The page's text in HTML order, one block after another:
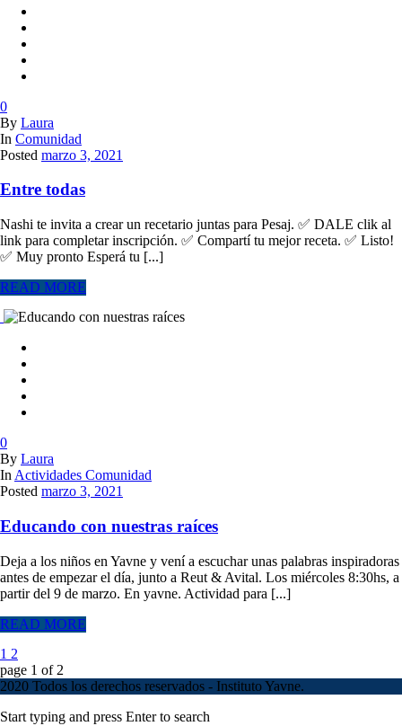
0
By Laura
In Comunidad
Posted marzo 3, 2021
Entre todas
Nashi te invita a crear un recetario juntas para Pesaj. ✅ DALE clik al
link para completar inscripción. ✅ Compartí tu mejor receta. ✅ Listo!
✅ Muy pronto Esperá tu [...]
READ MORE
0
By Laura
In Actividades Comunidad
Posted marzo 3, 2021
Educando con nuestras raíces
Deja a los niños en Yavne y vení a escuchar unas palabras inspiradoras
antes de empezar el día, junto a Reut & Avital. Los miércoles 8:30hs, a
partir del 9 de marzo. En yavne. Actividad para [...]
READ MORE
1 2
page 1 of 2
2020 Todos los derechos reservados - Instituto Yavne.
Start typing and press Enter to search